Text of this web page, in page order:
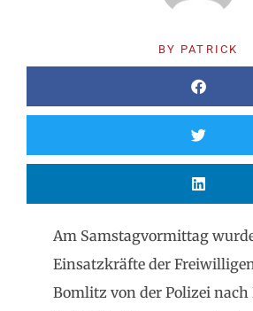
BY PATRICK
Am Samstagvormittag
Einsatzkräfte der
Bomlitz von der Polizei nach